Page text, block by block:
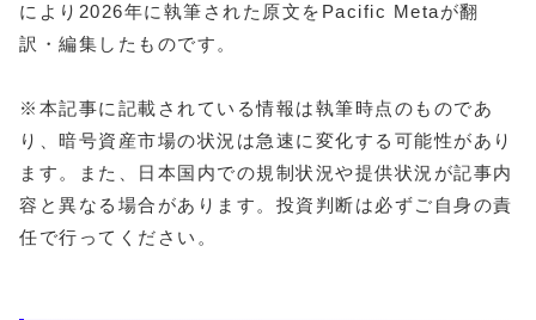
により2026年に執筆された原文をPacific Metaが翻
訳・編集したものです。
※本記事に記載されている情報は執筆時点のものであ
り、暗号資産市場の状況は急速に変化する可能性があり
ます。また、日本国内での規制状況や提供状況が記事内
容と異なる場合があります。投資判断は必ずご自身の責
任で行ってください。